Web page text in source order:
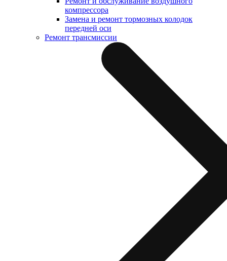
компрессора
Замена и ремонт тормозных колодок
передней оси
Ремонт трансмиссии